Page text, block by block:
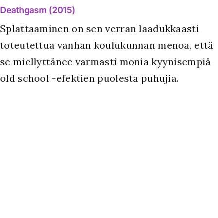
Deathgasm (2015)
Splattaaminen on sen verran laadukkaasti
toteutettua vanhan koulukunnan menoa, että
se miellyttänee varmasti monia kyynisempiä
old school -efektien puolesta puhujia.